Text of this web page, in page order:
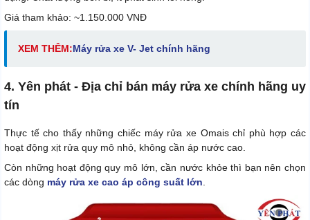
Giá tham khảo: ~1.150.000 VNĐ
XEM THÊM:Máy rửa xe V- Jet chính hãng
4. Yên phát - Địa chỉ bán máy rửa xe chính hãng uy
tín
Thực tế cho thấy những chiếc máy rửa xe Omais chỉ phù hợp các
hoạt động xịt rửa quy mô nhỏ, không cần áp nước cao.
Còn những hoạt động quy mô lớn, cần nước khỏe thì bạn nên chọn
các dòng máy rửa xe cao áp công suất lớn.